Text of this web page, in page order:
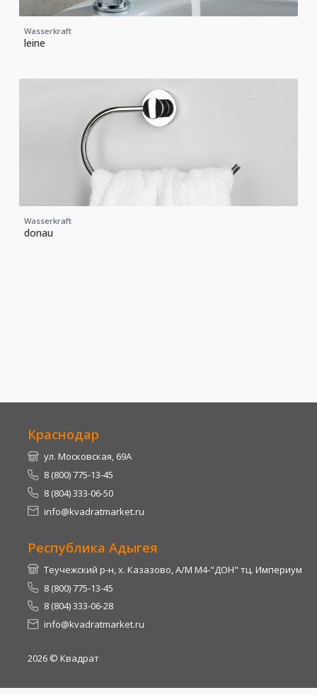
Wasserkraft
leine
Wasserkraft
donau
Краснодар
ул. Московская, 69А
8 (800) 775-13-45
8 (804) 333-06-50
info@kvadratmarket.ru
Республика Адыгея
Теучежский р-н, х. Казазово, А/М М4-"ДОН" тц. Империум
8 (800) 775-13-45
8 (804) 333-06-28
info@kvadratmarket.ru
2026 © Квадрат